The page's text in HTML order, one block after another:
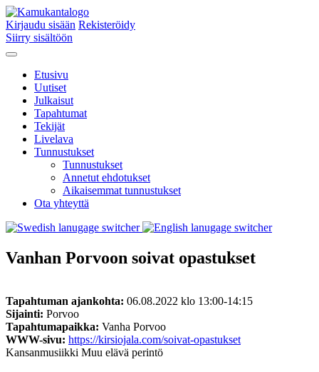
Kirjaudu sisään Rekisteröidy
Siirry sisältöön
Etusivu
Uutiset
Julkaisut
Tapahtumat
Tekijät
Livelava
Tunnustukset
Tunnustukset
Annetut ehdotukset
Aikaisemmat tunnustukset
Ota yhteyttä
Vanhan Porvoon soivat opastukset
Tapahtuman ajankohta: 06.08.2022 klo 13:00-14:15
Sijainti: Porvoo
Tapahtumapaikka: Vanha Porvoo
WWW-sivu: https://kirsiojala.com/soivat-opastukset
Kansanmusiikki Muu elävä perintö